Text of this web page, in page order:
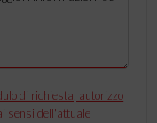
di richiesta, autorizzo
sensi dell'attuale